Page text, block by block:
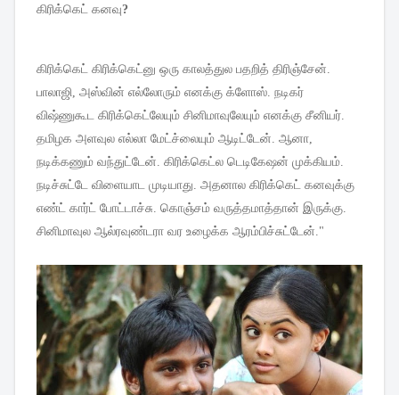
கிரிக்கெட் கனவு?
கிரிக்கெட் கிரிக்கெட்னு ஒரு காலத்துல பதறித் திரிஞ்சேன்.
பாலாஜி, அஸ்வின் எல்லோரும் எனக்கு க்ளோஸ். நடிகர்
விஷ்ணுகூட கிரிக்கெட்லேயும் சினிமாவுலேயும் எனக்கு சீனியர்.
தமிழக அளவுல எல்லா மேட்ச்லையும் ஆடிட்டேன். ஆனா,
நடிக்கணும் வந்துட்டேன். கிரிக்கெட்ல டெடிகேஷன் முக்கியம்.
நடிச்சுட்டே விளையாட முடியாது. அதனால கிரிக்கெட் கனவுக்கு
எண்ட் கார்ட் போட்டாச்சு. கொஞ்சம் வருத்தமாத்தான் இருக்கு.
சினிமாவுல ஆல்ரவுண்டரா வர உழைக்க ஆரம்பிச்சுட்டேன்."